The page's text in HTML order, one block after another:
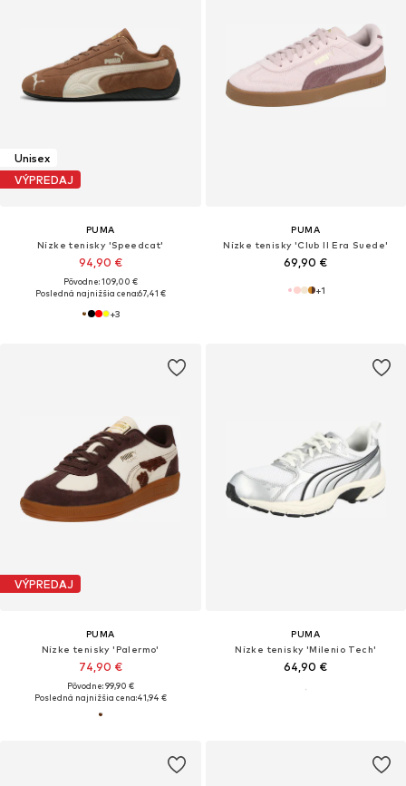
Unisex
VÝPREDAJ
PUMA
Nízke tenisky 'Speedcat'
94,90 €
Pôvodne: 109,00 €
Posledná najnižšia cena:67,41 €
+3
PUMA
Nízke tenisky 'Club II Era Suede'
69,90 €
+1
VÝPREDAJ
PUMA
Nízke tenisky 'Palermo'
74,90 €
Pôvodne: 99,90 €
Posledná najnižšia cena:41,94 €
PUMA
Nízke tenisky 'Milenio Tech'
64,90 €